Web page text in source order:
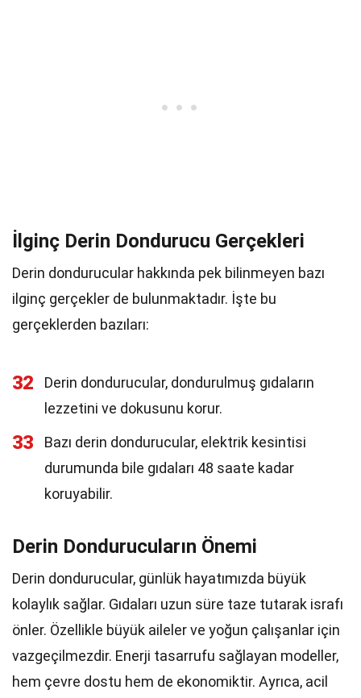
İlginç Derin Dondurucu Gerçekleri
Derin dondurucular hakkında pek bilinmeyen bazı
ilginç gerçekler de bulunmaktadır. İşte bu
gerçeklerden bazıları:
32
Derin dondurucular, dondurulmuş gıdaların
lezzetini ve dokusunu korur.
33
Bazı derin dondurucular, elektrik kesintisi
durumunda bile gıdaları 48 saate kadar
koruyabilir.
Derin Dondurucuların Önemi
Derin dondurucular, günlük hayatımızda büyük
kolaylık sağlar. Gıdaları uzun süre taze tutarak israfı
önler. Özellikle büyük aileler ve yoğun çalışanlar için
vazgeçilmezdir. Enerji tasarrufu sağlayan modeller,
hem çevre dostu hem de ekonomiktir. Ayrıca, acil